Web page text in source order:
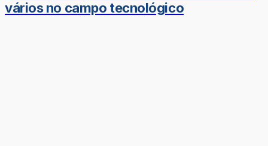
vários no campo tecnológico